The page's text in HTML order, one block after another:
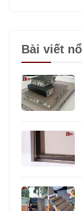
Bài viết